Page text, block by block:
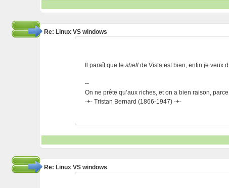
Re: Linux VS windows
Il paraît que leshell de Vista est bien, enfin je veux
--
On ne prête qu’aux riches, et on a bien raison,
-+- Tristan Bernard (1866-1947) -+-
Re: Linux VS windows